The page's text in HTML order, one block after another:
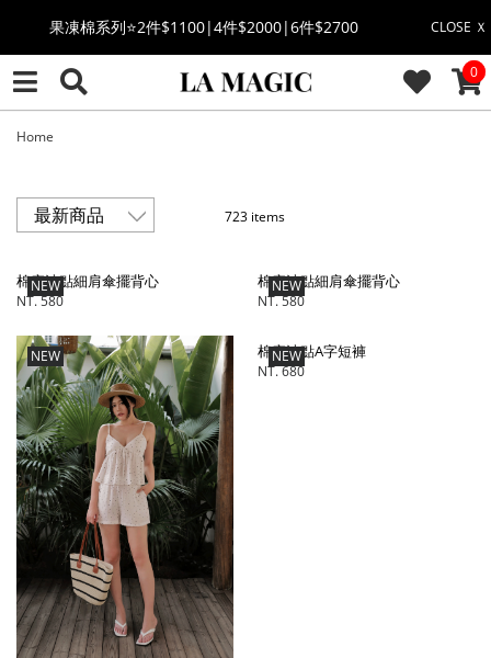
CLOSE Ｘ
果凍棉系列⭐2件$1100|4件$2000|6件$2700
萊卡棉系列💫 2件$1100 | 4件$2000 | 6件$2700
全館滿$3000即贈「夏日條紋草編包」👜
絲柔莫代爾系列🤍任選兩件$1000
0
Home
723 items
NEW
棉麻波點細肩傘擺背心
NT. 580
NEW
棉麻波點細肩傘擺背心
NT. 580
NEW NEW
棉麻波點A字短褲
NT. 680